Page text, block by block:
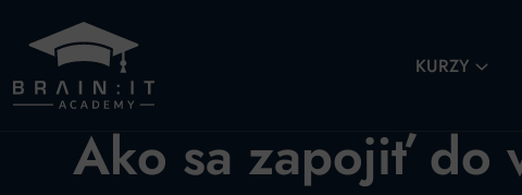
KURZY
Ako sa zapojiť do